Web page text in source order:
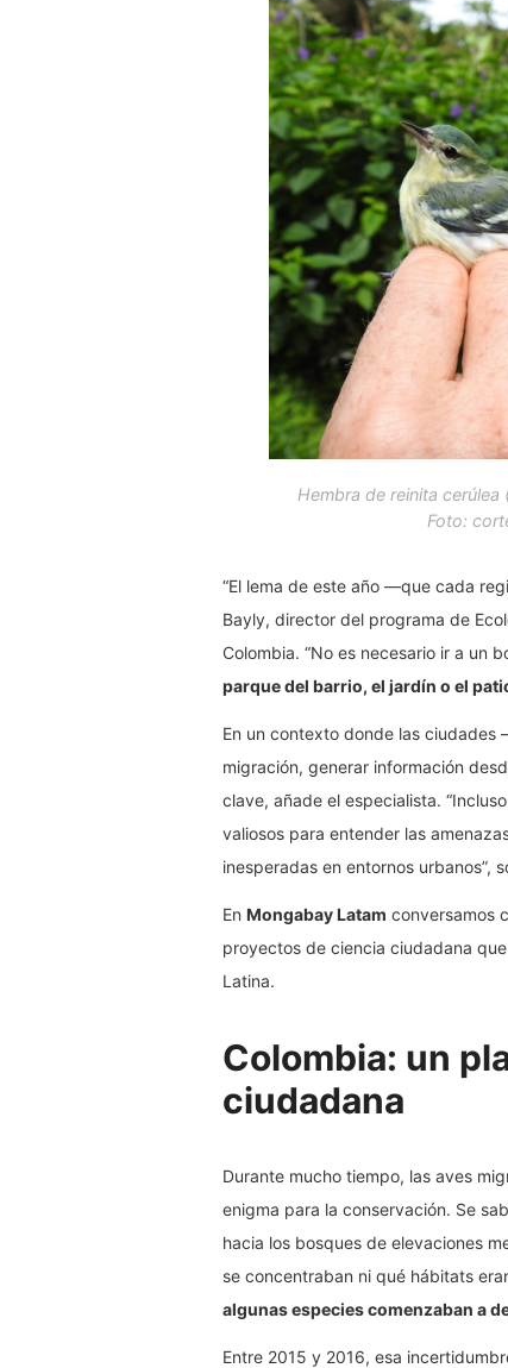
Hembra de reinita cerúlea
Foto:
“El lema de este año —que cada
Bayly, director del programa de
Colombia. “No es necesario ir a un
parque del barrio, el jardín o el
En un contexto donde las
migración, generar información
clave, añade el especialista.
valiosos para entender las
inesperadas en entornos urbanos”,
En Mongabay Latam conversamos
proyectos de ciencia ciudadana
Latina.
Colombia: un
ciudadana
Durante mucho tiempo, las aves
enigma para la conservación. Se
hacia los bosques de elevaciones
se concentraban ni qué hábitats
algunas especies comenzaban a
Entre 2015 y 2016, esa